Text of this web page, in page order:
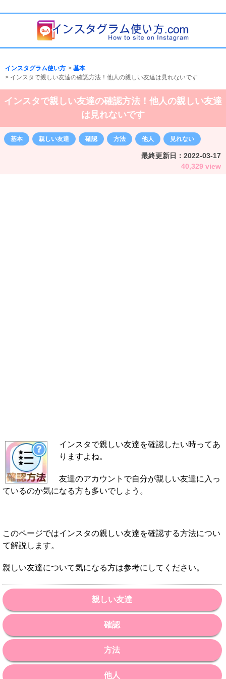
インスタグラム使い方 > 基本
> インスタで親しい友達の確認方法！他人の親しい友達は見れないです
インスタで親しい友達の確認方法！他人の親しい友達
は見れないです
基本 親しい友達 確認 方法 他人 見れない
最終更新日： 2022-03-17
40,329 view
インスタで親しい友達を確認したい時ってあ
りますよね。
友達のアカウントで自分が親しい友達に入っ
ているのか気になる方も多いでしょう。
このページではインスタの親しい友達を確認する方法につい
て解説します。
親しい友達について気になる方は参考にしてください。
親しい友達
確認
方法
他人